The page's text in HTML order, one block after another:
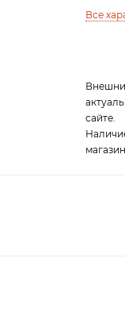
Все
сайте.